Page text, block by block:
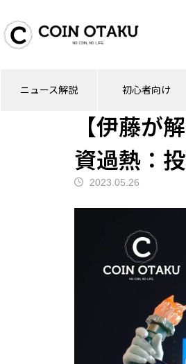
ニュース解説 初心者向け
ニュース解説
【伊藤が
資過熱：
2023.05.26